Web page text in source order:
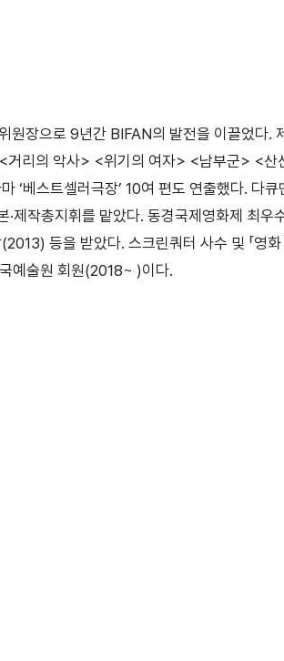
장으로 9년간 BIFAN의 발전을 이끌었다.
리의 악사> <위기의 여자> <남부군> <산
스트셀러극장’ 10여 편도 연출했다. 다
작총지휘를 맡았다. 동경국제영화제 최우
등을 받았다. 스크린쿼터 사수 및 「영화
예술원 회원(2018~ )이다.